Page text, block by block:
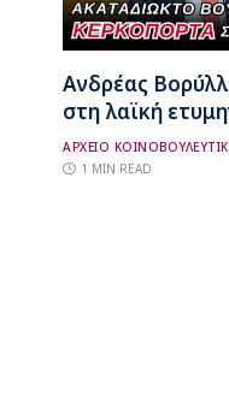
Ανδρέας
στη λαϊκή
ΑΡΧΕΙΟ
1 MIN READ